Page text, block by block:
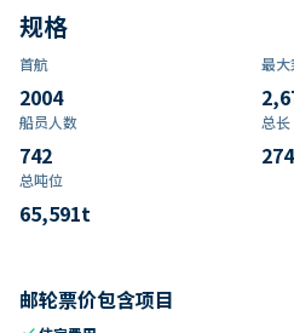
规格
首航
2004
最大
船员人数
742
总长
总吨位
65,591t
邮轮票价包含项目